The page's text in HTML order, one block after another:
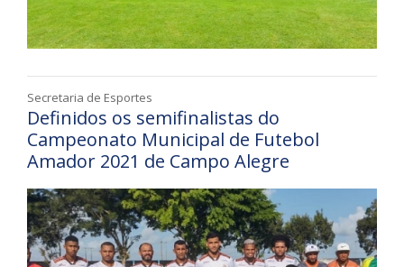
Secretaria de Esportes
Definidos os semifinalistas do
Campeonato Municipal de Futebol
Amador 2021 de Campo Alegre